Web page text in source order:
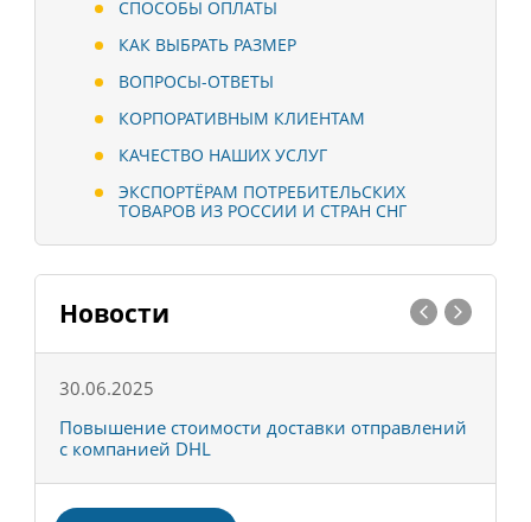
СПОСОБЫ ОПЛАТЫ
КАК ВЫБРАТЬ РАЗМЕР
ВОПРОСЫ-ОТВЕТЫ
КОРПОРАТИВНЫМ КЛИЕНТАМ
КАЧЕСТВО НАШИХ УСЛУГ
ЭКСПОРТЁРАМ ПОТРЕБИТЕЛЬСКИХ
ТОВАРОВ ИЗ РОССИИ И СТРАН СНГ
Новости
30.06.2025
Повышение стоимости доставки отправлений
с компанией DHL